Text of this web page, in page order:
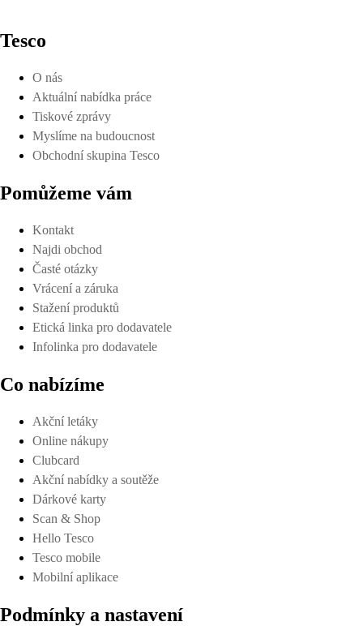
Tesco
O nás
Aktuální nabídka práce
Tiskové zprávy
Myslíme na budoucnost
Obchodní skupina Tesco
Pomůžeme vám
Kontakt
Najdi obchod
Časté otázky
Vrácení a záruka
Stažení produktů
Etická linka pro dodavatele
Infolinka pro dodavatele
Co nabízíme
Akční letáky
Online nákupy
Clubcard
Akční nabídky a soutěže
Dárkové karty
Scan & Shop
Hello Tesco
Tesco mobile
Mobilní aplikace
Podmínky a nastavení